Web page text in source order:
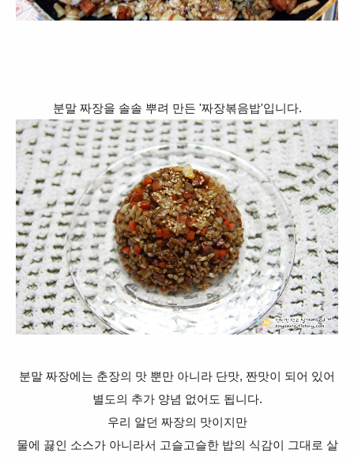
분말 짜장을 솔솔 뿌려 만든 '짜장볶음밥'입니다.
분말 짜장에는 춘장의 맛 뿐만 아니라 단맛, 짠맛이 되어 있어
별도의 추가 양념 없어도 됩니다.
우리 알던 짜장의 맛이지만
물에 끓인 소스가 아니라서 고슬고슬한 밥의 식감이 그대로 살